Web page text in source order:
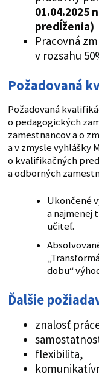
01.04.2025
predĺženia)
Pracovná
v rozsahu
Požadovaná
Požadovaná
o pedagogických
zamestnancov a o
a v zmysle vyhlášky
o kvalifikačných
a odborných
Ukončené
a najmenej
učiteľ.
dobu“
Ďalšie
znalosť
flexibilita,